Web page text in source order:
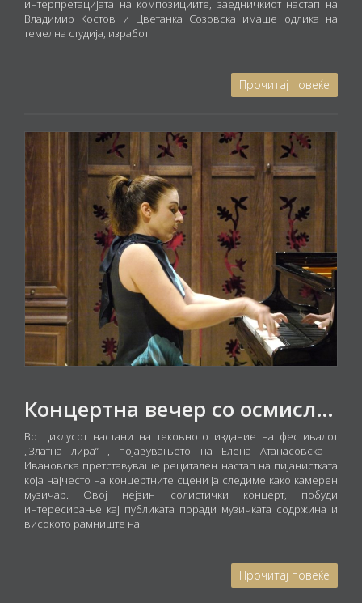
интерпретацијата на композициите, заедничкиот настап на
Владимир Костов и Цветанка Созовска имаше одлика на
темелна студија, изработ
Прочитај повеќе
Концертна вечер со осмислени интерпретации
Во циклусот настани на тековното издание на фестивалот
„Златна лира“ , појавувањето на Елена Атанасовска –
Ивановска претставуваше рецитален настап на пијанистката
која најчесто на концертните сцени ја следиме како камерен
музичар. Овој нејзин солистички концерт, побуди
интересирање кај публиката поради музичката содржина и
високото рамниште на
Прочитај повеќе